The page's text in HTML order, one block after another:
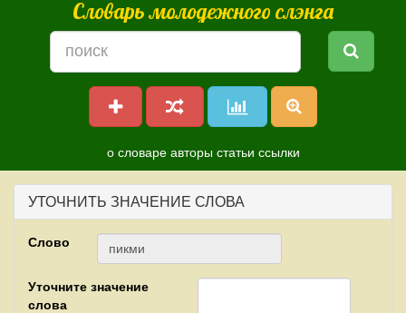
Словарь молодежного слэнга
о словаре авторы статьи ссылки
УТОЧНИТЬ ЗНАЧЕНИЕ СЛОВА
Слово
Уточните значение
слова